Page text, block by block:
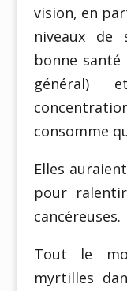
vision, en
niveaux de
bonne
général)
consomme
Elles
pour
cancéreuses.
Tout le
myrtilles